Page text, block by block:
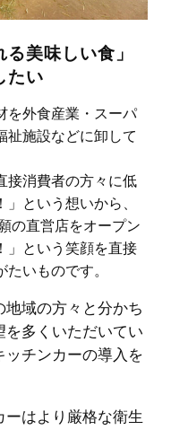
美味しい食」
たい
を外食産業・スーパ
祉施設などに卸して
接消費者の方々に低
という想いから、
の直営店をオープン
」という笑顔を直接
いものです。
域の方々と分かち
多くいただいてい
ッチンカーの導入を
はより厳格な衛生